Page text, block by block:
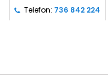
Telefon: 736 842 224